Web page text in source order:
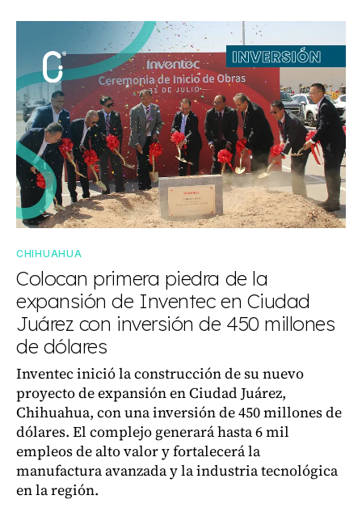
CHIHUAHUA
Colocan primera piedra de la
expansión de Inventec en Ciudad
Juárez con inversión de 450 millones
de dólares
Inventec inició la construcción de su nuevo
proyecto de expansión en Ciudad Juárez,
Chihuahua, con una inversión de 450 millones de
dólares. El complejo generará hasta 6 mil
empleos de alto valor y fortalecerá la
manufactura avanzada y la industria tecnológica
en la región.